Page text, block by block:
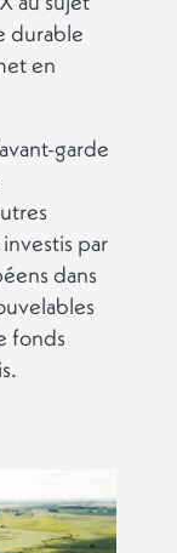
durable
en
garde
par
dans
fonds